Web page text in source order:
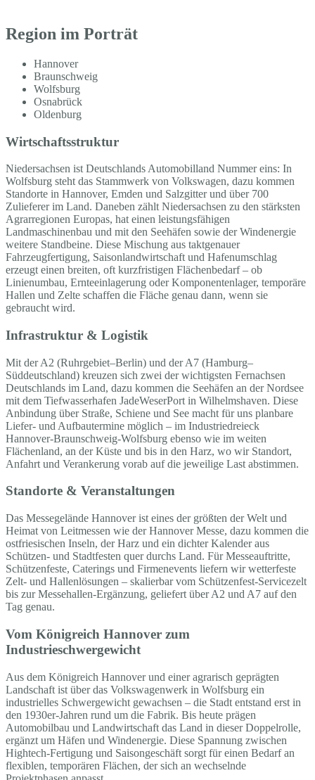
Region im Porträt
Hannover
Braunschweig
Wolfsburg
Osnabrück
Oldenburg
Wirtschaftsstruktur
Niedersachsen ist Deutschlands Automobilland Nummer eins: In
Wolfsburg steht das Stammwerk von Volkswagen, dazu kommen
Standorte in Hannover, Emden und Salzgitter und über 700
Zulieferer im Land. Daneben zählt Niedersachsen zu den stärksten
Agrarregionen Europas, hat einen leistungsfähigen
Landmaschinenbau und mit den Seehäfen sowie der Windenergie
weitere Standbeine. Diese Mischung aus taktgenauer
Fahrzeugfertigung, Saisonlandwirtschaft und Hafenumschlag
erzeugt einen breiten, oft kurzfristigen Flächenbedarf – ob
Linienumbau, Ernteeinlagerung oder Komponentenlager, temporäre
Hallen und Zelte schaffen die Fläche genau dann, wenn sie
gebraucht wird.
Infrastruktur & Logistik
Mit der A2 (Ruhrgebiet–Berlin) und der A7 (Hamburg–
Süddeutschland) kreuzen sich zwei der wichtigsten Fernachsen
Deutschlands im Land, dazu kommen die Seehäfen an der Nordsee
mit dem Tiefwasserhafen JadeWeserPort in Wilhelmshaven. Diese
Anbindung über Straße, Schiene und See macht für uns planbare
Liefer- und Aufbautermine möglich – im Industriedreieck
Hannover-Braunschweig-Wolfsburg ebenso wie im weiten
Flächenland, an der Küste und bis in den Harz, wo wir Standort,
Anfahrt und Verankerung vorab auf die jeweilige Last abstimmen.
Standorte & Veranstaltungen
Das Messegelände Hannover ist eines der größten der Welt und
Heimat von Leitmessen wie der Hannover Messe, dazu kommen die
ostfriesischen Inseln, der Harz und ein dichter Kalender aus
Schützen- und Stadtfesten quer durchs Land. Für Messeauftritte,
Schützenfeste, Caterings und Firmenevents liefern wir wetterfeste
Zelt- und Hallenlösungen – skalierbar vom Schützenfest-Servicezelt
bis zur Messehallen-Ergänzung, geliefert über A2 und A7 auf den
Tag genau.
Vom Königreich Hannover zum
Industrieschwergewicht
Aus dem Königreich Hannover und einer agrarisch geprägten
Landschaft ist über das Volkswagenwerk in Wolfsburg ein
industrielles Schwergewicht gewachsen – die Stadt entstand erst in
den 1930er-Jahren rund um die Fabrik. Bis heute prägen
Automobilbau und Landwirtschaft das Land in dieser Doppelrolle,
ergänzt um Häfen und Windenergie. Diese Spannung zwischen
Hightech-Fertigung und Saisongeschäft sorgt für einen Bedarf an
flexiblen, temporären Flächen, der sich an wechselnde